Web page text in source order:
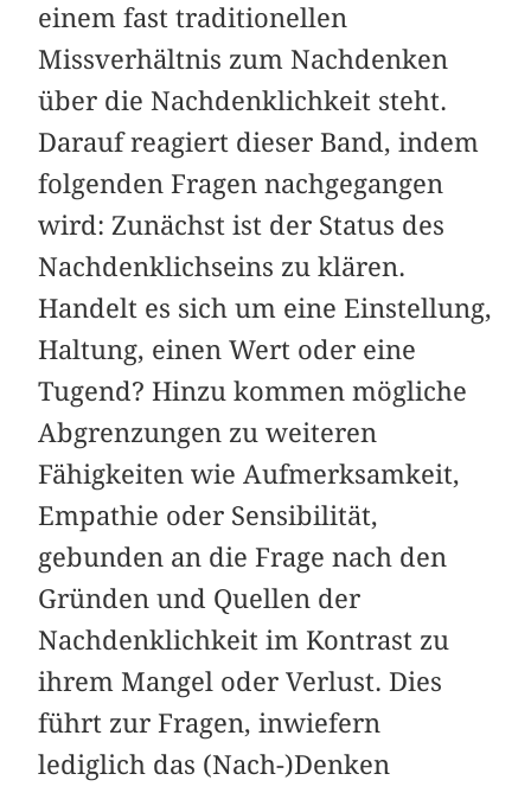
einem fast traditionellen
Missverhältnis zum Nachdenken
über die Nachdenklichkeit steht.
Darauf reagiert dieser Band, indem
folgenden Fragen nachgegangen
wird: Zunächst ist der Status des
Nachdenklichseins zu klären.
Handelt es sich um eine Einstellung,
Haltung, einen Wert oder eine
Tugend? Hinzu kommen mögliche
Abgrenzungen zu weiteren
Fähigkeiten wie Aufmerksamkeit,
Empathie oder Sensibilität,
gebunden an die Frage nach den
Gründen und Quellen der
Nachdenklichkeit im Kontrast zu
ihrem Mangel oder Verlust. Dies
führt zur Fragen, inwiefern
lediglich das (Nach-)Denken